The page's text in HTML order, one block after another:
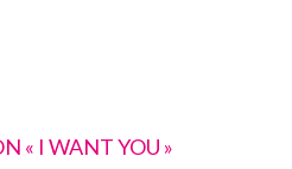
« I WANT YOU »